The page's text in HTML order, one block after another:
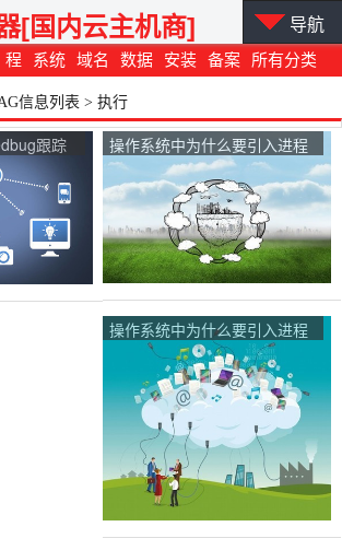
程 系统 域名 数据 安装 备案 所有分类
[国内云主机商] 导航
信息列表 > 执行
跟踪
操作系统中为什么要引入进程
的概念?它会产生什么样的影
响？
操作系统中为什么要引入进程
的概念？它会产生什么样的影
响？